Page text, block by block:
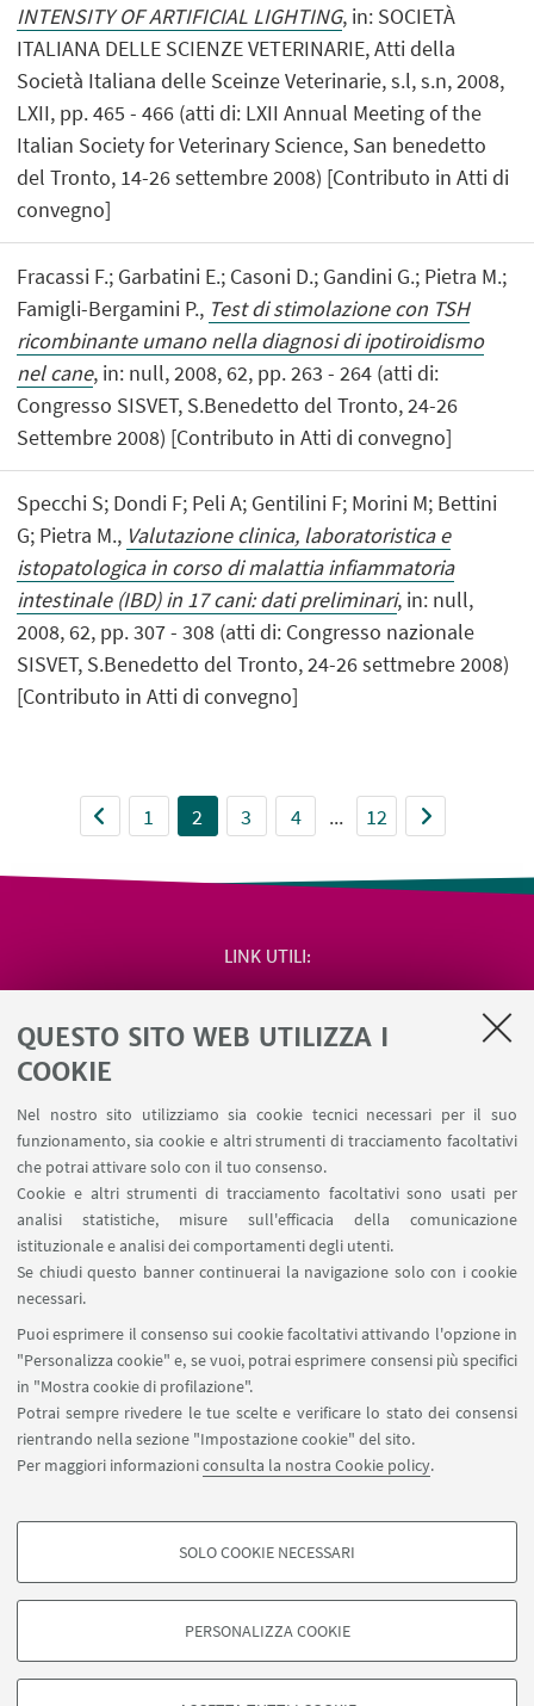
QUESTO SITO WEB UTILIZZA I
COOKIE
Nel nostro sito utilizziamo sia cookie tecnici necessari per il suo
funzionamento, sia cookie e altri strumenti di tracciamento facoltativi
che potrai attivare solo con il tuo consenso.
Cookie e altri strumenti di tracciamento facoltativi sono usati per
analisi statistiche, misure sull'efficacia della comunicazione
istituzionale e analisi dei comportamenti degli utenti.
Se chiudi questo banner continuerai la navigazione solo con i cookie
necessari.
Puoi esprimere il consenso sui cookie facoltativi attivando l'opzione in
"Personalizza cookie" e, se vuoi, potrai esprimere consensi più specifici
in "Mostra cookie di profilazione".
Potrai sempre rivedere le tue scelte e verificare lo stato dei consensi
rientrando nella sezione "Impostazione cookie" del sito.
Per maggiori informazioniconsulta la nostra Cookie policy.
COOKIE DI PROFILAZIONE - FACOLTATIVI
degli utenti, creare profili in base al loro comportamento sul sito, per analisi
di marketing.
SOLO COOKIE NECESSARI
PERSONALIZZA COOKIE
INTENSITY OF ARTIFICIAL LIGHTING, in: SOCIETÀ
ITALIANA DELLE SCIENZE VETERINARIE, Atti della
Società Italiana delle Sceinze Veterinarie, s.l, s.n, 2008,
LXII, pp. 465 - 466 (atti di: LXII Annual Meeting of the
Italian Society for Veterinary Science, San benedetto
del Tronto, 14-26 settembre 2008) [Contributo in Atti di
convegno]
Fracassi F.; Garbatini E.; Casoni D.; Gandini G.; Pietra M.;
Famigli-Bergamini P., Test di stimolazione con TSH
ricombinante umano nella diagnosi di ipotiroidismo
nel cane, in: null, 2008, 62, pp. 263 - 264 (atti di:
Congresso SISVET, S.Benedetto del Tronto, 24-26
Settembre 2008) [Contributo in Atti di convegno]
Specchi S; Dondi F; Peli A; Gentilini F; Morini M; Bettini
G; Pietra M., Valutazione clinica, laboratoristica e
istopatologica in corso di malattia infiammatoria
intestinale (IBD) in 17 cani: dati preliminari, in: null,
2008, 62, pp. 307 - 308 (atti di: Congresso nazionale
SISVET, S.Benedetto del Tronto, 24-26 settmebre 2008)
[Contributo in Atti di convegno]
1 2 3 4 ... 12
LINK UTILI
Salute e sicurezza
Missioni web
Ministero della Salute – EFSA Focal Point
SEGUI IL DIPARTIMENTO SU:
SEGUI UNIBO SU:
APP:
©Copyright 2026 - ALMA MATER STUDIORUM - Università di
Bologna - Via Zamboni, 33 - 40126 Bologna - PI: 01131710376 - CF:
80007010376
Privacy
Note legali
Informazioni sul sito e accessibilità